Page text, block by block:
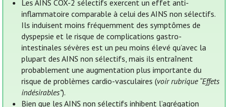
Les AINS COX-2 sélectifs exercent un effet anti-
inflammatoire comparable à celui des AINS non sélectifs.
Ils induisent moins fréquemment des symptômes de
dyspepsie et le risque de complications gastro-
intestinales sévères est un peu moins élevé qu’avec la
plupart des AINS non sélectifs, mais ils entraînent
probablement une augmentation plus importante du
risque de problèmes cardio-vasculaires (voir rubrique “Effets
indésirables”).
Bien que les AINS non sélectifs inhibent l’agrégation